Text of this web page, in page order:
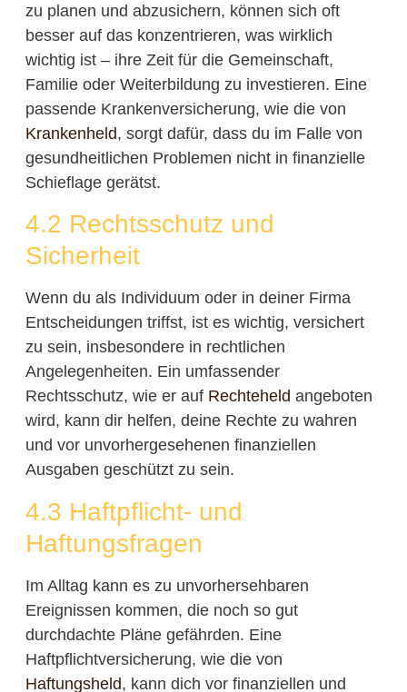
zu planen und abzusichern, können sich oft
besser auf das konzentrieren, was wirklich
wichtig ist – ihre Zeit für die Gemeinschaft,
Familie oder Weiterbildung zu investieren. Eine
passende Krankenversicherung, wie die von
Krankenheld, sorgt dafür, dass du im Falle von
gesundheitlichen Problemen nicht in finanzielle
Schieflage gerätst.
4.2 Rechtsschutz und
Sicherheit
Wenn du als Individuum oder in deiner Firma
Entscheidungen triffst, ist es wichtig, versichert
zu sein, insbesondere in rechtlichen
Angelegenheiten. Ein umfassender
Rechtsschutz, wie er auf Rechteheld angeboten
wird, kann dir helfen, deine Rechte zu wahren
und vor unvorhergesehenen finanziellen
Ausgaben geschützt zu sein.
4.3 Haftpflicht- und
Haftungsfragen
Im Alltag kann es zu unvorhersehbaren
Ereignissen kommen, die noch so gut
durchdachte Pläne gefährden. Eine
Haftpflichtversicherung, wie die von
Haftungsheld, kann dich vor finanziellen und